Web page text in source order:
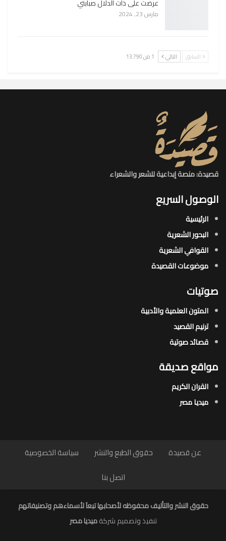
عرضت على ذات الدلال صبابتي
مارس 23, 2024
السابق التالي 1 من 13٬790
قصيدة: منصة إبداعية للشعر والشعراء
الوصول السريع
الرئيسية
البحور الشعرية​
القوافي الشعرية​
موضوعات القصيدة​
صوتيات
المتون العلمية والأدبية
ترنيم القصيد
قصائد صوتية
مواقع صديقة
القران الكريم
ميديا مصر
عن قصيدة حقوق الطبع والنشر
سياسة الخصوصية
اتصل بنا
حقوق النشر والتأليف محفوظه لأصحابها تبعاَ لأسماءهم وتصنيفاتهم
تنفيذ وتصميم شركةميديا مصر